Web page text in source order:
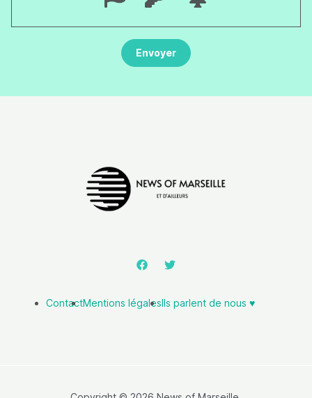
ContactMentions légalesIls parlent de nous ♥️